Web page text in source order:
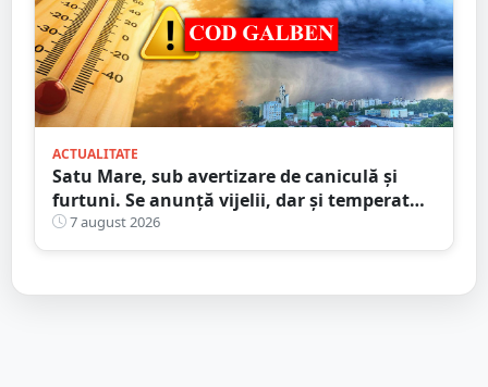
ACTUALITATE
Satu Mare, sub avertizare de caniculă și
furtuni. Se anunță vijelii, dar și temperaturi
ridicate. Avertizarea ANM
7 august 2026